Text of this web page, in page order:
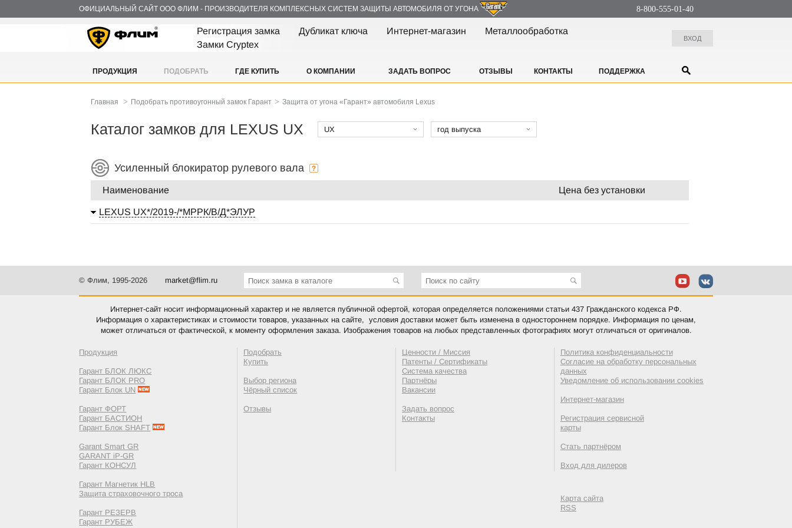
ОФИЦИАЛЬНЫЙ САЙТ ООО ФЛИМ - ПРОИЗВОДИТЕЛЯ КОМПЛЕКСНЫХ СИСТЕМ ЗАЩИТЫ АВТОМОБИЛЯ ОТ УГОНА 8-800-555-01-40
Регистрация замка Дубликат ключа Интернет-магазин
Металлообработка
Замки Cryptex
ВХОД
ПРОДУКЦИЯ ПОДОБРАТЬ ГДЕ КУПИТЬ О КОМПАНИИ ЗАДАТЬ ВОПРОС ОТЗЫВЫ КОНТАКТЫ ПОДДЕРЖКА
Главная > Подобрать противоугонный замок Гарант > Защита от угона «Гарант» автомобиля Lexus
Каталог замков для LEXUS UX UX год выпуска
Усиленный блокиратор рулевого вала
Наименование Цена без установки
LEXUS UX*/2019-/*МРРК/В/Д*ЭЛУР
© Флим, 1995-2026 market@flim.ru
Интернет-сайт носит информационный характер и не является публичной офертой, которая определяется положениями статьи 437 Гражданского кодекса РФ.
Информация о характеристиках и стоимости товаров, указанных на сайте, условия доставки может быть изменена в одностороннем порядке. Информация по ценам,
может отличаться от фактической, к моменту оформления заказа. Изображения товаров на любых представленных фотографиях могут отличаться от оригиналов.
Продукция
Гарант БЛОК ЛЮКС
Гарант БЛОК PRO
Гарант Блок UN
Гарант ФОРТ
Гарант БАСТИОН
Гарант Блок SHAFT
Garant Smart GR
GARANT iP-GR
Гарант КОНСУЛ
Гарант Магнетик HLB
Защита страховочного троса
Гарант РЕЗЕРВ
Гарант РУБЕЖ
Подобрать
Купить
Выбор региона
Чёрный список
Отзывы
Ценности / Миссия
Патенты / Сертификаты
Система качества
Партнёры
Вакансии
Задать вопрос
Контакты
Политика конфиденциальности
Согласие на обработку персональных
данных
Уведомление об использовании cookies
Интернет-магазин
Регистрация сервисной
карты
Стать партнёром
Вход для дилеров
Карта сайта
RSS